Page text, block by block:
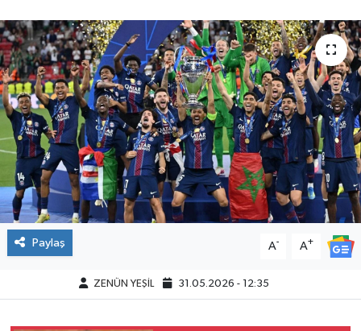
Paylaş A- A+
ZENÜN YEŞİL 31.05.2026 - 12:35